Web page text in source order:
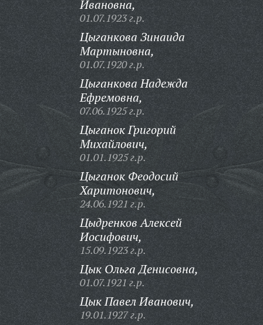
Ивановна,
01.07.1923 г.р.
Цыганкова Зинаида
Мартыновна,
01.07.1920 г.р.
Цыганкова Надежда
Ефремовна,
07.06.1925 г.р.
Цыганок Григорий
Михайлович,
01.01.1925 г.р.
Цыганок Феодосий
Харитонович,
24.06.1921 г.р.
Цыдренков Алексей
Иосифович,
15.09.1923 г.р.
Цык Ольга Денисовна,
01.07.1921 г.р.
Цык Павел Иванович,
19.01.1927 г.р.